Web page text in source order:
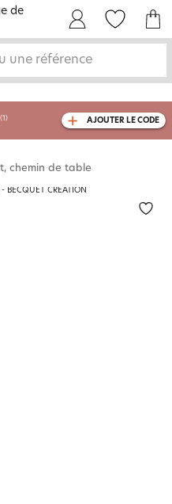
une référence
(1) AJOUTER LE CODE
chemin de table